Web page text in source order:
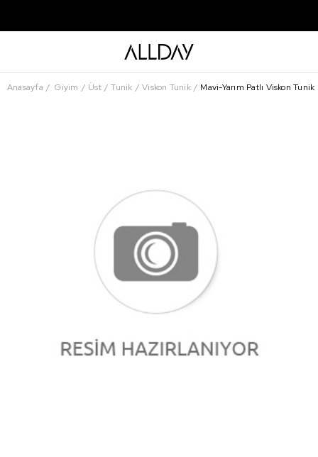
Anasayfa Giyim Üst Tunik Viskon Tunik Mavi-Yarım Patlı Viskon Tunik